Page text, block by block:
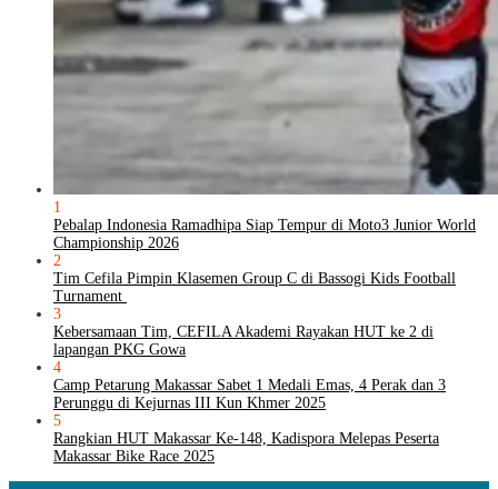
1
Pebalap Indonesia Ramadhipa Siap Tempur di Moto3 Junior World
Championship 2026
2
Tim Cefila Pimpin Klasemen Group C di Bassogi Kids Football
Turnament
3
Kebersamaan Tim, CEFILA Akademi Rayakan HUT ke 2 di
lapangan PKG Gowa
4
Camp Petarung Makassar Sabet 1 Medali Emas, 4 Perak dan 3
Perunggu di Kejurnas III Kun Khmer 2025
5
Rangkian HUT Makassar Ke-148, Kadispora Melepas Peserta
Makassar Bike Race 2025